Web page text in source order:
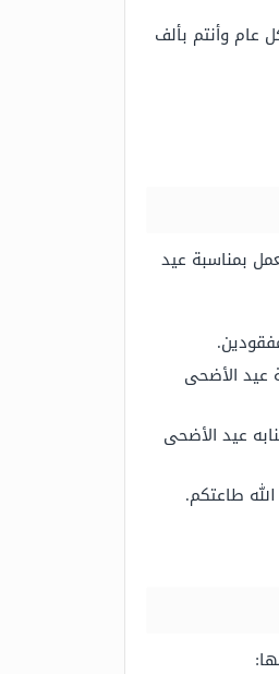
عام وأنتم بألف
بمناسبة عيد
عيد الأضحى
عيد الأضحى
طاعتكم.